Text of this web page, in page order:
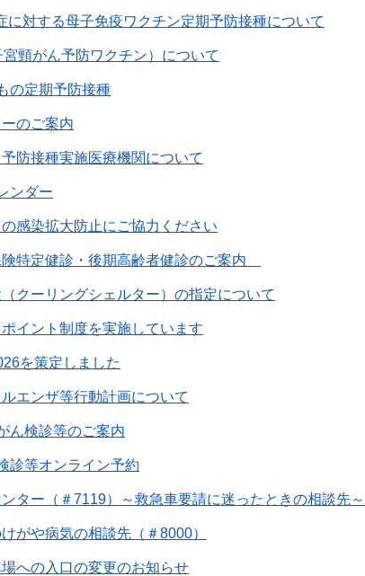
に対する母子免疫ワクチン定期予防接種について
頸がん予防ワクチン）について
の定期予防接種
のご案内
防接種実施医療機関について
ンダー
感染拡大防止にご協力ください
特定健診・後期高齢者健診のご案内
クーリングシェルター）の指定について
イント制度を実施しています
を策定しました
エンザ等行動計画について
検診等のご案内
等オンライン予約
ター（＃7119）～救急車要請に迷ったときの相談先～
がや病気の相談先（＃8000）
への入口の変更のお知らせ